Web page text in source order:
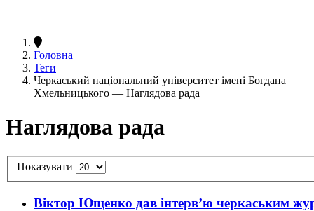
Головна
Теги
Черкаський національний університет імені Богдана
Хмельницького — Наглядова рада
Наглядова рада
Показувати
Віктор Ющенко дав інтерв’ю черкаським